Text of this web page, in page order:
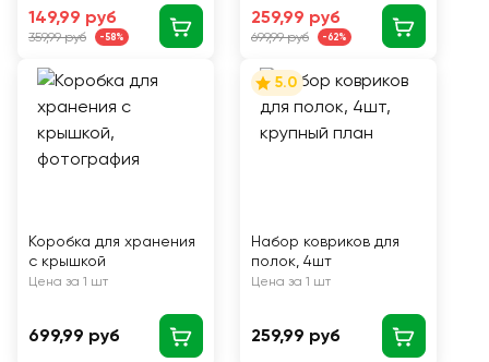
149,99 руб
359,99 руб -58%
259,99 руб
699,99 руб -62%
Коробка для хранения
с крышкой
Цена за 1 шт
699,99 руб
5.0
Набор ковриков для
полок, 4шт
Цена за 1 шт
259,99 руб